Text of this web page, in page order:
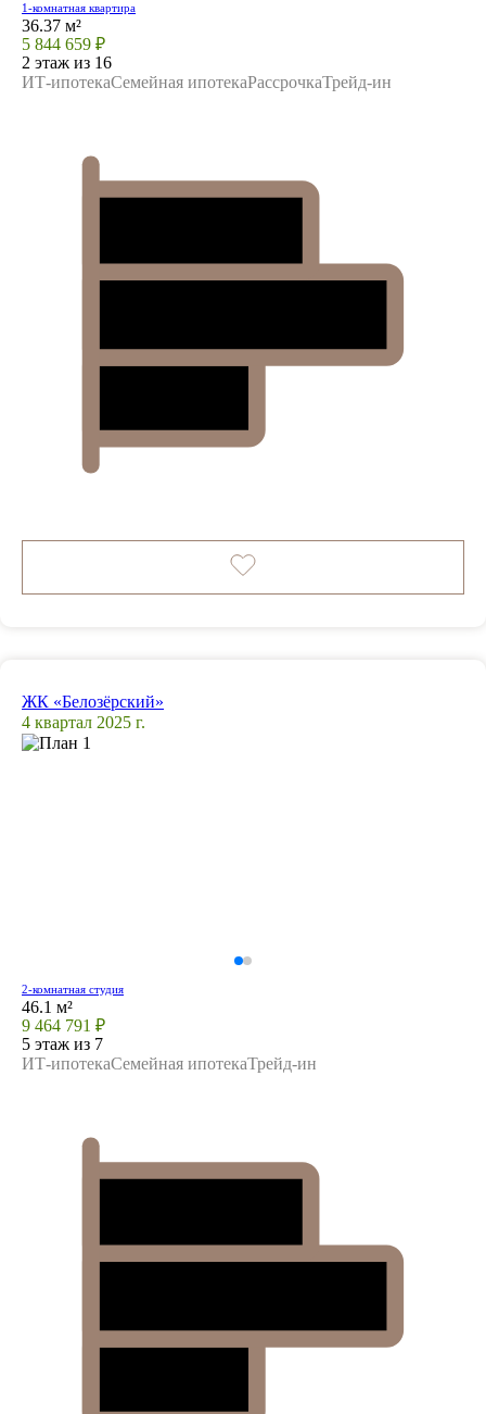
1-комнатная квартира
36.37 м²
5 844 659 ₽
2 этаж из 16
ИТ-ипотекаСемейная ипотекаРассрочкаТрейд-ин
ЖК «Белозёрский»
4 квартал 2025 г.
2-комнатная студия
46.1 м²
9 464 791 ₽
5 этаж из 7
ИТ-ипотекаСемейная ипотекаТрейд-ин